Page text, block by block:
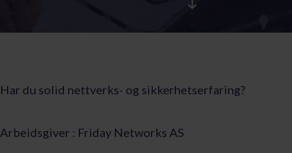
Har du solid nettverks- og sikkerhetserfaring?
Arbeidsgiver : Friday Networks AS